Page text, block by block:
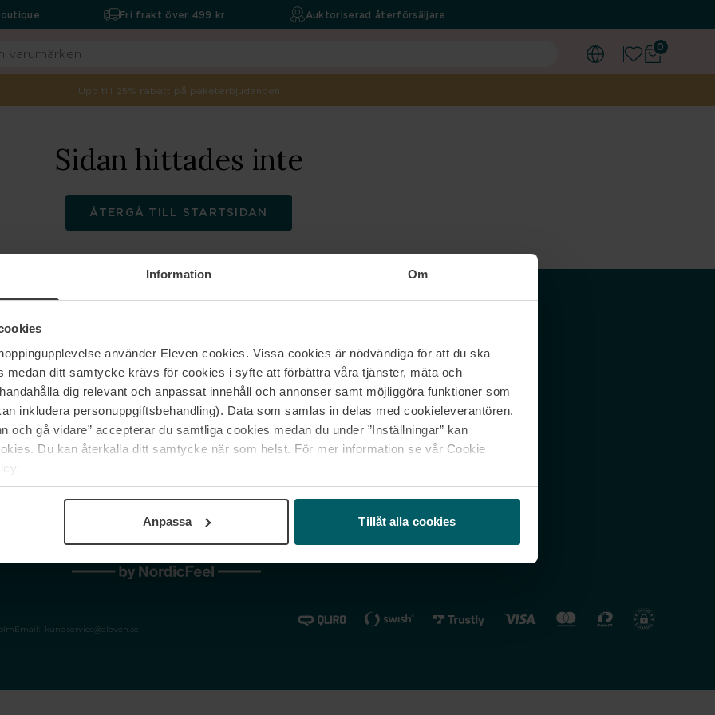
Information Om
använder Eleven cookies. Vissa cookies är nödvändiga för att du ska
medan ditt samtycke krävs för cookies i syfte att förbättra våra tjänster, mäta och
dig relevant och anpassat innehåll och annonser samt möjliggöra funktioner som
inkludera personuppgiftsbehandling). Data som samlas in delas med cookieleverantören.
och gå vidare” accepterar du samtliga cookies medan du under ”Inställningar” kan
Du kan återkalla ditt samtycke när som helst. För mer information se vår Cookie
Anpassa Tillåt alla cookies
0
Fri frakt över 499 kr Auktoriserad återförsäljare
Upp till 25% rabatt på paketerbjudanden
Sidan hittades inte
ÅTERGÅ TILL STARTSIDAN
Om oss
Jobba hos oss
Våra varumärken
Kontakta oss
Vanliga frågor & svar
Spåra min beställning
reklamationer
Nordicfeel SE
Nordicfeel FI
Nordicfeel NO
Email: kundservice@eleven.se